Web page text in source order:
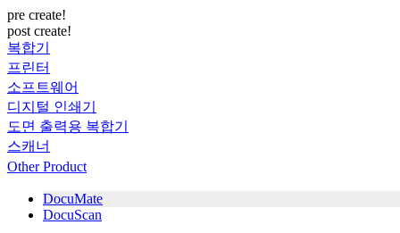
pre create!
post create!
복합기
프린터
소프트웨어
디지털 인쇄기
도면 출력용 복합기
스캐너
Other Product
DocuMate
DocuScan